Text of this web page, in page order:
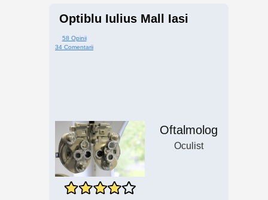
Optiblu Iulius Mall Iasi
58 Opinii
34 Comentarii
Oftalmolog
Oculist